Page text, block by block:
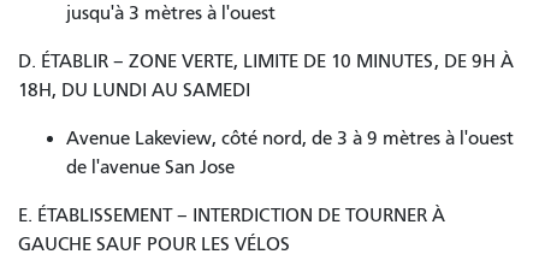
jusqu'à 3 mètres à l'ouest
D. ÉTABLIR – ZONE VERTE, LIMITE DE 10 MINUTES, DE 9H À
18H, DU LUNDI AU SAMEDI
Avenue Lakeview, côté nord, de 3 à 9 mètres à l'ouest
de l'avenue San Jose
E. ÉTABLISSEMENT – INTERDICTION DE TOURNER À
GAUCHE SAUF POUR LES VÉLOS